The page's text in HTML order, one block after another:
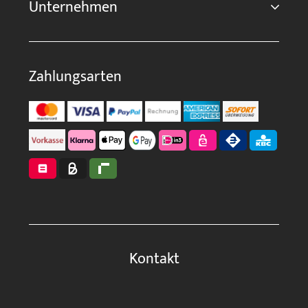
Unternehmen
Zahlungsarten
Kontakt